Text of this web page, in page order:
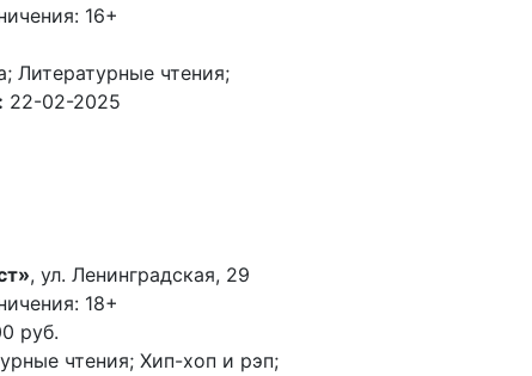
16+
Литературные чтения;
22-02-2025
, ул. Ленинградская, 29
18+
руб.
чтения; Хип-хоп и рэп;